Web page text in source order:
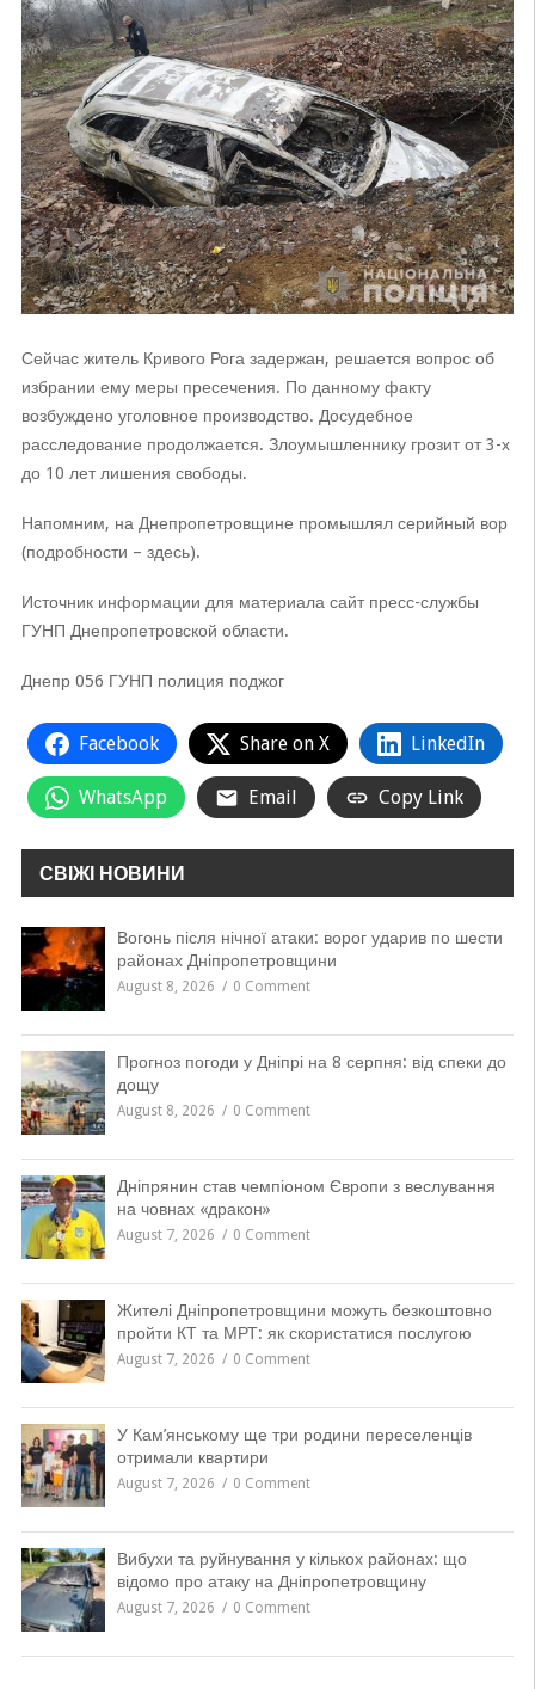
Сейчас житель Кривого Рога задержан, решается вопрос об
избрании ему меры пресечения. По данному факту
возбуждено уголовное производство. Досудебное
расследование продолжается. Злоумышленнику грозит от 3-х
до 10 лет лишения свободы.
Напомним, на Днепропетровщине промышлял серийный вор
(подробности – здесь).
Источник информации для материала сайт пресс-службы
ГУНП Днепропетровской области.
Днепр 056 ГУНП полиция поджог
Facebook Share on X LinkedIn
WhatsApp Email Copy Link
СВІЖІ НОВИНИ
Вогонь після нічної атаки: ворог ударив по шести
районах Дніпропетровщини
August 8, 2026 0 Comment
Прогноз погоди у Дніпрі на 8 серпня: від спеки до
дощу
August 8, 2026 0 Comment
Дніпрянин став чемпіоном Європи з веслування
на човнах «дракон»
August 7, 2026 0 Comment
Жителі Дніпропетровщини можуть безкоштовно
пройти КТ та МРТ: як скористатися послугою
August 7, 2026 0 Comment
У Кам’янському ще три родини переселенців
отримали квартири
August 7, 2026 0 Comment
Вибухи та руйнування у кількох районах: що
відомо про атаку на Дніпропетровщину
August 7, 2026 0 Comment